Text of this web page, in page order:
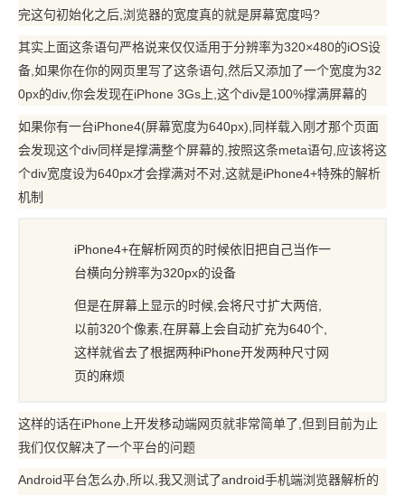
完这句初始化之后,浏览器的宽度真的就是屏幕宽度吗?
其实上面这条语句严格说来仅仅适用于分辨率为320×480的iOS设
备,如果你在你的网页里写了这条语句,然后又添加了一个宽度为32
0px的div,你会发现在iPhone 3Gs上,这个div是100%撑满屏幕的
如果你有一台iPhone4(屏幕宽度为640px),同样载入刚才那个页面
会发现这个div同样是撑满整个屏幕的,按照这条meta语句,应该将这
个div宽度设为640px才会撑满对不对,这就是iPhone4+特殊的解析
机制
iPhone4+在解析网页的时候依旧把自己当作一
台横向分辨率为320px的设备
但是在屏幕上显示的时候,会将尺寸扩大两倍,
以前320个像素,在屏幕上会自动扩充为640个,
这样就省去了根据两种iPhone开发两种尺寸网
页的麻烦
这样的话在iPhone上开发移动端网页就非常简单了,但到目前为止
我们仅仅解决了一个平台的问题
Android平台怎么办,所以,我又测试了android手机端浏览器解析的